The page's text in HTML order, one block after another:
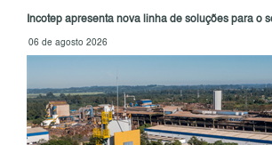
Incotep apresenta nova linha de soluções para o
06 de agosto 2026